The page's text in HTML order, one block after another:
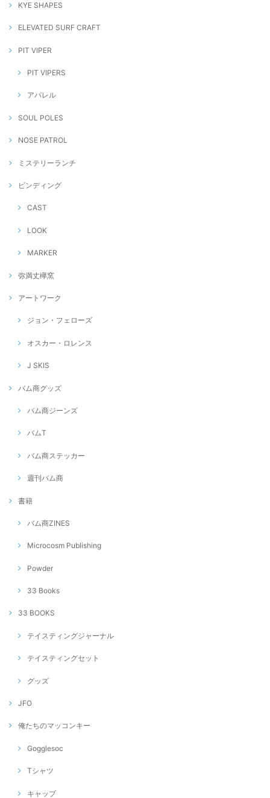
KYE SHAPES
ELEVATED SURF CRAFT
PIT VIPER
PIT VIPERS
アパレル
SOUL POLES
NOSE PATROL
ミステリーランチ
ビンディング
CAST
LOOK
MARKER
弥満丈欅窯
アートワーク
ジョン・フェローズ
オスカー・ロレンス
J SKIS
バム商グッズ
バム商ジーンズ
バムT
バム商ステッカー
週刊バム商
書籍
バム商ZINES
Microcosm Publishing
Powder
33 Books
33 BOOKS
テイスティングジャーナル
テイスティングセット
グッズ
JFO
俺たちのマッコンキー
Gogglesoc
Tシャツ
キャップ